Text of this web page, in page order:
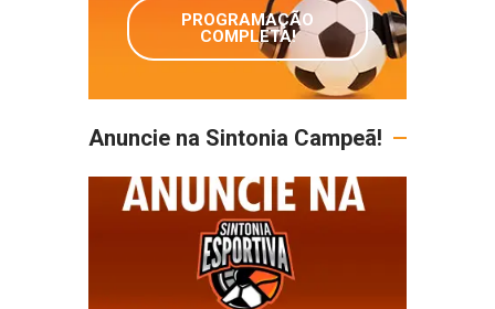
PROGRAMAÇÃO
COMPLETA!
Anuncie na Sintonia Campeã!